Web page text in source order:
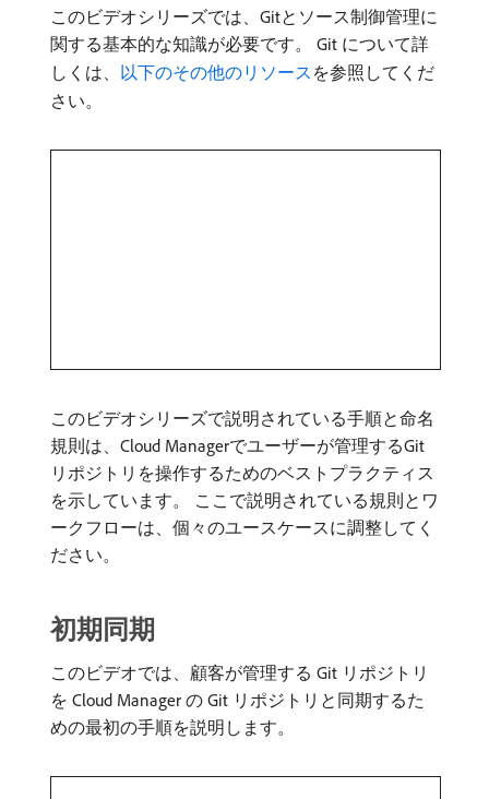
このビデオシリーズでは、Gitとソース制御管理に
関する基本的な知識が必要です。 Git について詳
しくは、 以下のその他のリソース を参照してくだ
さい。
このビデオシリーズで説明されている手順と命名
規則は、Cloud Managerでユーザーが管理するGit
リポジトリを操作するためのベストプラクティス
を示しています。 ここで説明されている規則とワ
ークフローは、個々のユースケースに調整してく
ださい。
初期同期
このビデオでは、顧客が管理する Git リポジトリ
を Cloud Manager の Git リポジトリと同期するた
めの最初の手順を説明します。